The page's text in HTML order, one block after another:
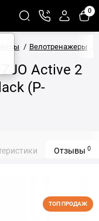
0
Велотренажеры
Active 2
(P-
Отзывы 0
ТОП ПРОДАЖ